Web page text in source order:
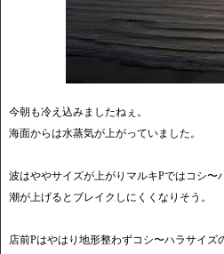
今朝も冷え込みましたねぇ。
海面からは水蒸気が上がっていました。
波はややサイズが上がりマルキPではコシ〜
潮が上げるとブレイクしにくくなりそう。
店前Pはやはり地形整わずコシ〜ハラサイズ